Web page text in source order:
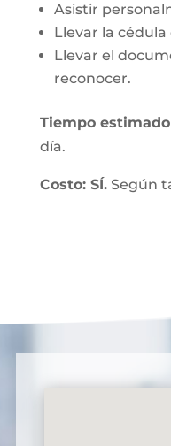
Asistir
Llevar la
Llevar el
reconocer.
Tiempo
día.
Costo: SÍ.Según